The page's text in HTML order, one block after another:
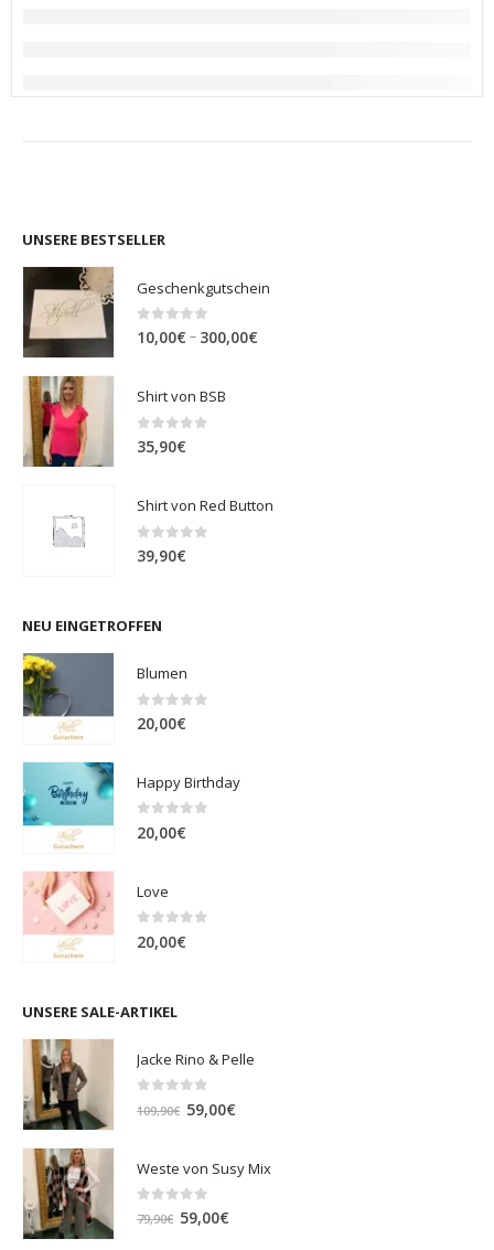
UNSERE BESTSELLER
Geschenkgutschein
0out of 5
10,00€ – 300,00€
Shirt von BSB
0out of 5
35,90€
Shirt von Red Button
0 out of 5
39,90€
NEU EINGETROFFEN
Blumen
0 out of 5
20,00€
Happy Birthday
0 out of 5
20,00€
Love
0 out of 5
20,00€
UNSERE SALE-ARTIKEL
Jacke Rino & Pelle
out of 5
109,90€ Ursprünglicher
109,90€
59,00€
59,00€.
Weste von Susy Mix
out of 5
79,90€ Ursprünglicher
59,00€